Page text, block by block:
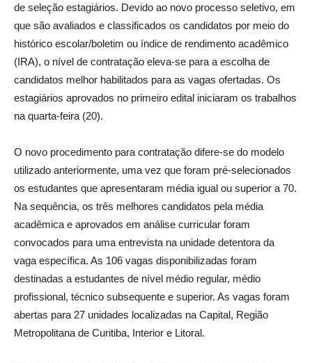
de seleção estagiários. Devido ao novo processo seletivo, em
que são avaliados e classificados os candidatos por meio do
histórico escolar/boletim ou índice de rendimento acadêmico
(IRA), o nível de contratação eleva-se para a escolha de
candidatos melhor habilitados para as vagas ofertadas. Os
estagiários aprovados no primeiro edital iniciaram os trabalhos
na quarta-feira (20).
O novo procedimento para contratação difere-se do modelo
utilizado anteriormente, uma vez que foram pré-selecionados
os estudantes que apresentaram média igual ou superior a 70.
Na sequência, os três melhores candidatos pela média
acadêmica e aprovados em análise curricular foram
convocados para uma entrevista na unidade detentora da
vaga específica. As 106 vagas disponibilizadas foram
destinadas a estudantes de nível médio regular, médio
profissional, técnico subsequente e superior. As vagas foram
abertas para 27 unidades localizadas na Capital, Região
Metropolitana de Curitiba, Interior e Litoral.